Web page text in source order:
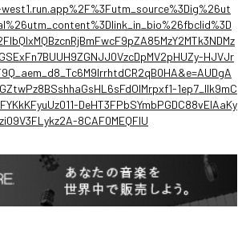
HJVJr
1ep7_llk9mC
DeHT3FPbSYmbPGDC88vEIAaKy
8CAF0MEQFIU